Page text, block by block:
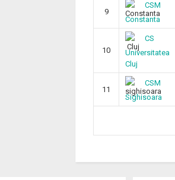
9
CSM
Constanta
10
CS
Universitatea
Cluj
11
CSM
Sighisoara